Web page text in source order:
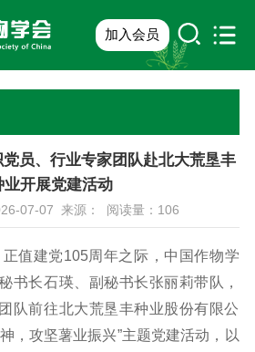
加入会员
员、行业专家团队赴北大荒垦丰
业开展党建活动
07-07 来源： 阅读量： 106
值建党105周年之际，中国作物学
书长石瑛、副秘书长张丽莉带队，
队前往北大荒垦丰种业股份有限公
，攻坚薯业振兴”主题党建活动，以